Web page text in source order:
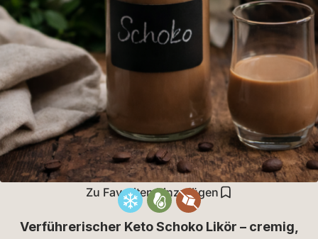
Zu Favoriten hinzufügen
Verführerischer Keto Schoko Likör – cremig,